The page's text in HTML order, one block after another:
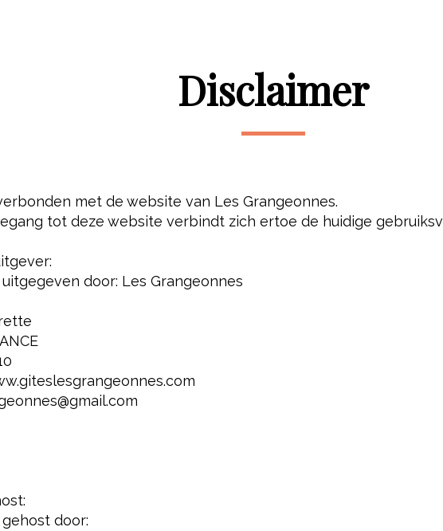
Disclaimer
met de website van Les Grangeonnes.
tot deze website verbindt zich ertoe de huidige
door: Les Grangeonnes
door: